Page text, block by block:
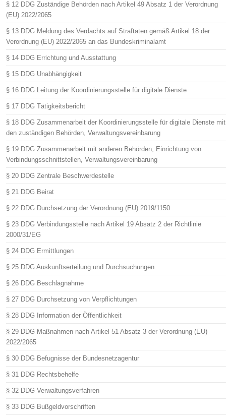
§ 12 DDG Zuständige Behörden nach Artikel 49 Absatz 1 der Verordnung
(EU) 2022/2065
§ 13 DDG Meldung des Verdachts auf Straftaten gemäß Artikel 18 der
Verordnung (EU) 2022/2065 an das Bundeskriminalamt
§ 14 DDG Errichtung und Ausstattung
§ 15 DDG Unabhängigkeit
§ 16 DDG Leitung der Koordinierungsstelle für digitale Dienste
§ 17 DDG Tätigkeitsbericht
§ 18 DDG Zusammenarbeit der Koordinierungsstelle für digitale Dienste mit
den zuständigen Behörden, Verwaltungsvereinbarung
§ 19 DDG Zusammenarbeit mit anderen Behörden, Einrichtung von
Verbindungsschnittstellen, Verwaltungsvereinbarung
§ 20 DDG Zentrale Beschwerdestelle
§ 21 DDG Beirat
§ 22 DDG Durchsetzung der Verordnung (EU) 2019/1150
§ 23 DDG Verbindungsstelle nach Artikel 19 Absatz 2 der Richtlinie
2000/31/EG
§ 24 DDG Ermittlungen
§ 25 DDG Auskunftserteilung und Durchsuchungen
§ 26 DDG Beschlagnahme
§ 27 DDG Durchsetzung von Verpflichtungen
§ 28 DDG Information der Öffentlichkeit
§ 29 DDG Maßnahmen nach Artikel 51 Absatz 3 der Verordnung (EU)
2022/2065
§ 30 DDG Befugnisse der Bundesnetzagentur
§ 31 DDG Rechtsbehelfe
§ 32 DDG Verwaltungsverfahren
§ 33 DDG Bußgeldvorschriften